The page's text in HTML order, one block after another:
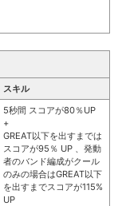
スキル
5秒間 スコアが80％UP
+
GREAT以下を出すまでは
スコアが95％ UP 、発動
者のバンド編成がクール
のみの場合はGREAT以下
を出すまでスコアが115%
UP